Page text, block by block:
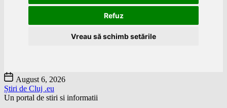
Refuz
Vreau să schimb setările
Skip
to
the
content
August 6, 2026
Știri de Cluj .eu
Un portal de stiri si informatii